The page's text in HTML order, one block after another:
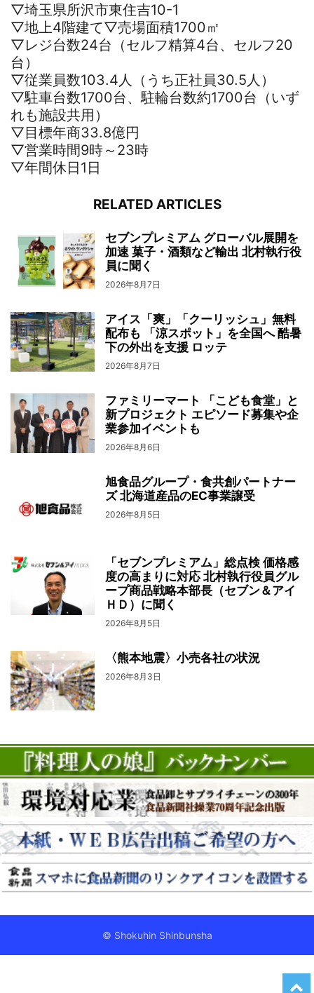
▽埼玉県所沢市東住吉10-1
▽地上4階建て▽売場面積1700㎡
▽レジ台数24台（セルフ精算4台、セルフ20
台）
▽従業員数103.4人（うち正社員30.5人）
▽駐車台数1700台、駐輪台数約1700台（いず
れも施設共用）
▽目標年商33.8億円
▽営業時間9時～23時
▽年間休日1日
RELATED ARTICLES
セブンプレミアム グローバル展開を
加速 菓子・酒類など輸出 北村執行役
員に聞く
2026年8月7日
アイス「爽」「クーリッシュ」無料
配布も 「涼スポット」を全国へ 酷暑
下の外出を支援 ロッテ
2026年8月7日
ファミリーマート 「こども食堂」と
新プロジェクト エピソード募集や企
業参加イベントも
2026年8月6日
旭食品グループ・食共創パートナー
ズ 北海道産品のEC事業譲受
2026年8月5日
「セブンプレミアム」総点検 価格感
度の高まりに対応 北村執行役員グル
ープ商品戦略本部長（セブン＆アイ
ＨＤ）に聞く
2026年8月5日
〈熊本地震〉小売各社の状況
2026年8月3日
© Shokuhin Shinbunsha